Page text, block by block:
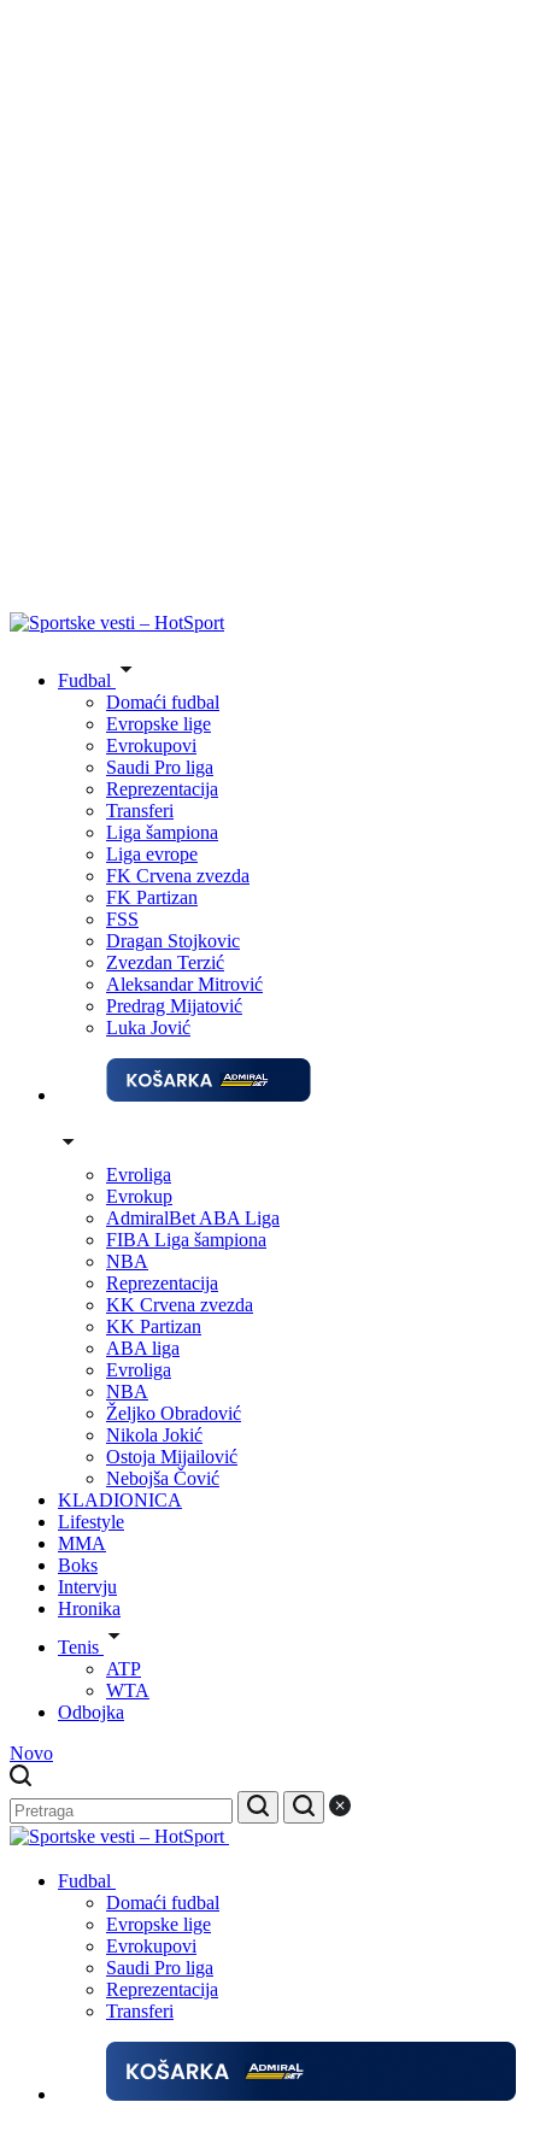
Fudbal
Domaći fudbal
Evropske lige
Evrokupovi
Saudi Pro liga
Reprezentacija
Transferi
Liga šampiona
Liga evrope
FK Crvena zvezda
FK Partizan
FSS
Dragan Stojkovic
Zvezdan Terzić
Aleksandar Mitrović
Predrag Mijatović
Luka Jović
Evroliga
Evrokup
AdmiralBet ABA Liga
FIBA Liga šampiona
NBA
Reprezentacija
KK Crvena zvezda
KK Partizan
ABA liga
Evroliga
NBA
Željko Obradović
Nikola Jokić
Ostoja Mijailović
Nebojša Čović
KLADIONICA
Lifestyle
MMA
Boks
Intervju
Hronika
Tenis
ATP
WTA
Odbojka
Novo
Fudbal
Domaći fudbal
Evropske lige
Evrokupovi
Saudi Pro liga
Reprezentacija
Transferi